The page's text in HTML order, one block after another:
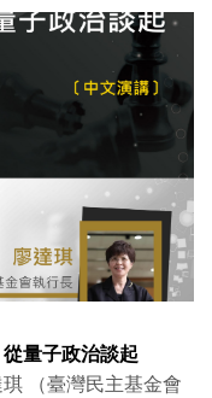
國籍，年滿18歲至
國內大專院校或研
。 歡迎對國
敘事、社群經營或海
詳情與報
30th-
：獎金新台幣二萬
台幣各一萬元。 申
中填寫繳交相關資
議通過證明(口試委員
必要時可掃描另附)
格式)。 前述資料
統中填寫上傳並送
回覆（非系統自動回
。 評審辦法: 所有投
會進行投稿資格審
論文由兩位評審委
數加總為該篇論文
差距過大的情形，
基金會得依照評審
量子政治談起